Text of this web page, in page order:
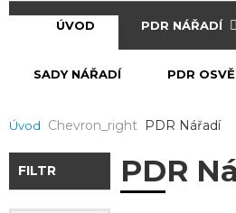
ÚVOD PDR NÁŘADÍ
SADY NÁŘADÍ PDR
Úvod Chevron_right PDR Nářadí
FILTR PDR